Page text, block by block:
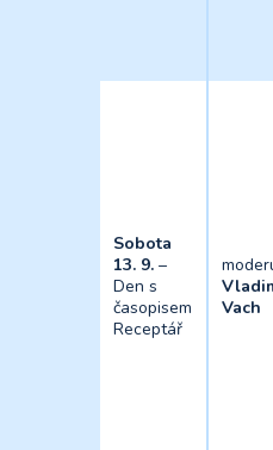
Sobota
13. 9. –
Den s
časopisem
Receptář
Vach